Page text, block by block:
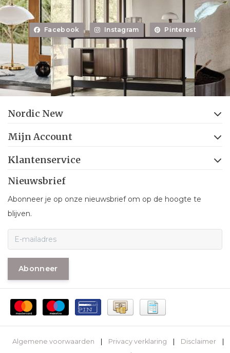
Facebook Instagram Pinterest
Nordic New
Mijn Account
Klantenservice
Nieuwsbrief
Abonneer je op onze nieuwsbrief om op de hoogte te
blijven.
Abonneer
Algemene voorwaarden Privacy verklaring Disclaimer